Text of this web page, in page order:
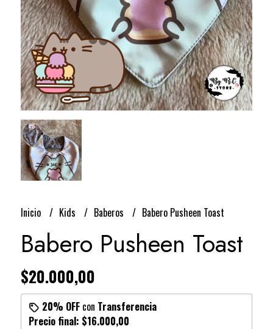
Inicio Kids Baberos Babero Pusheen Toast
Babero Pusheen Toast
$20.000,00
20% OFFcon Transferencia
Precio final: $16.000,00